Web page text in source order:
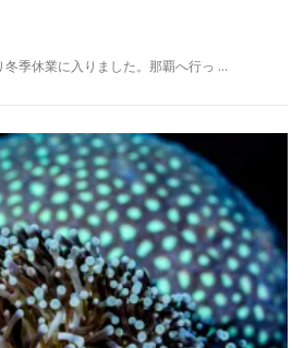
季休業に入りました。那覇へ行っ …